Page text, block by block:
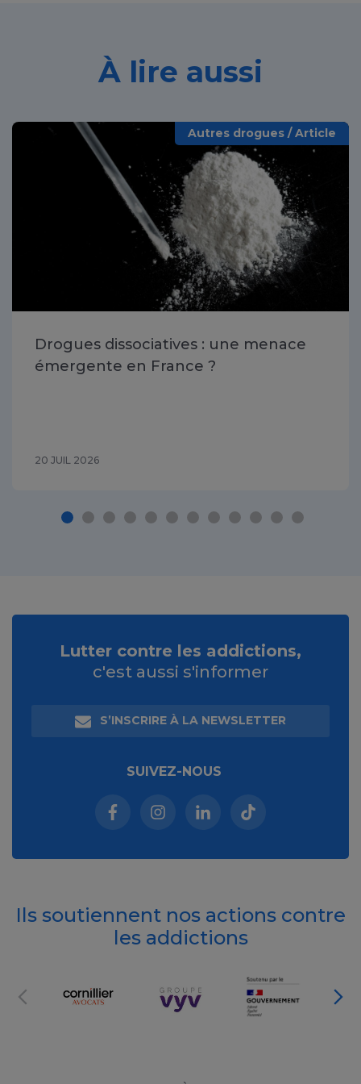
À lire aussi
Autres drogues / Article
Drogues dissociatives : une menace
émergente en France ?
20 JUIL 2026
Lutter contre les addictions,
c'est aussi s'informer
S’INSCRIRE À LA NEWSLETTER
SUIVEZ-NOUS
Facebook (nouvelle fenêtre)
Instagram (nouvelle fenêtre)
Linkedin (nouvelle
Tiktok (nouvelle
Ils soutiennent nos actions contre
les addictions